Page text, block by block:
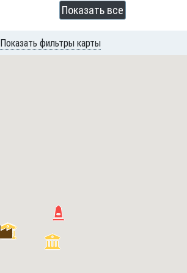
Показать все
Показать фильтры карты